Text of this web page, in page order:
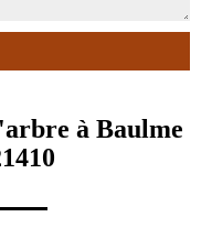
à Baulme